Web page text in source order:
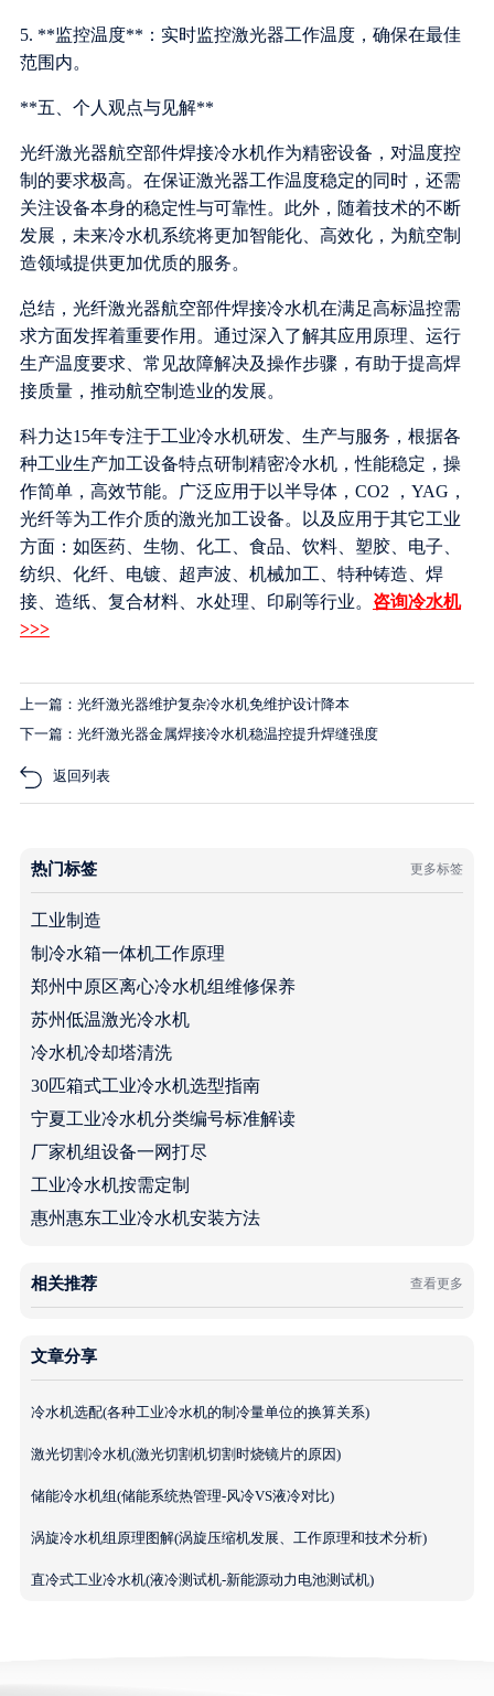
5. **监控温度**：实时监控激光器工作温度，确保在最佳
范围内。
**五、个人观点与见解**
光纤激光器航空部件焊接冷水机作为精密设备，对温度控
制的要求极高。在保证激光器工作温度稳定的同时，还需
关注设备本身的稳定性与可靠性。此外，随着技术的不断
发展，未来冷水机系统将更加智能化、高效化，为航空制
造领域提供更加优质的服务。
总结，光纤激光器航空部件焊接冷水机在满足高标温控需
求方面发挥着重要作用。通过深入了解其应用原理、运行
生产温度要求、常见故障解决及操作步骤，有助于提高焊
接质量，推动航空制造业的发展。
科力达15年专注于工业冷水机研发、生产与服务，根据各
种工业生产加工设备特点研制精密冷水机，性能稳定，操
作简单，高效节能。广泛应用于以半导体，CO2 ，YAG，
光纤等为工作介质的激光加工设备。以及应用于其它工业
方面：如医药、生物、化工、食品、饮料、塑胶、电子、
纺织、化纤、电镀、超声波、机械加工、特种铸造、焊
接、造纸、复合材料、水处理、印刷等行业。 咨询冷水机
>>>
上一篇：光纤激光器维护复杂冷水机免维护设计降本
下一篇：光纤激光器金属焊接冷水机稳温控提升焊缝强度
返回列表
热门标签 更多标签
工业制造
制冷水箱一体机工作原理
郑州中原区离心冷水机组维修保养
苏州低温激光冷水机
冷水机冷却塔清洗
30匹箱式工业冷水机选型指南
宁夏工业冷水机分类编号标准解读
厂家机组设备一网打尽
工业冷水机按需定制
惠州惠东工业冷水机安装方法
相关推荐 查看更多
文章分享
冷水机选配(各种工业冷水机的制冷量单位的换算关系)
激光切割冷水机(激光切割机切割时烧镜片的原因)
储能冷水机组(储能系统热管理-风冷VS液冷对比)
涡旋冷水机组原理图解(涡旋压缩机发展、工作原理和技术分析)
直冷式工业冷水机(液冷测试机-新能源动力电池测试机)